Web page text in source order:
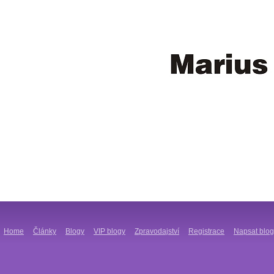
Home Články Blogy VIP blogy Zpravodajství Registrace Napsat blog